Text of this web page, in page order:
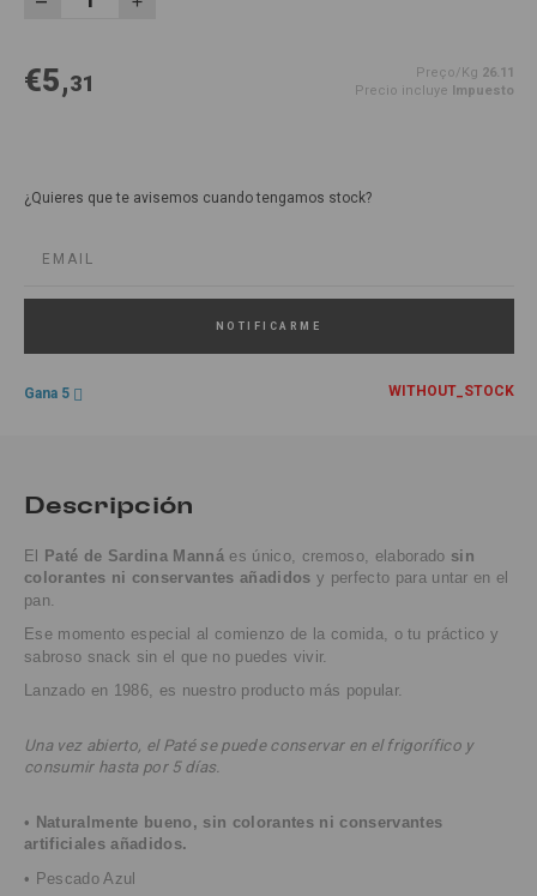
€5,31 Preço/Kg 26.11
Precio incluye Impuesto
¿Quieres que te avisemos cuando tengamos stock?
NOTIFICARME
Gana 5 WITHOUT_STOCK
Descripción
El Paté de Sardina Mannáes único, cremoso, elaborado sin
colorantes ni conservantes añadidos y perfecto para untar en el
pan.
Ese momento especial al comienzo de la comida, o tu práctico y
sabroso snack sin el que no puedes vivir.
Lanzado en 1986, es nuestro producto más popular.
Una vez abierto, el Paté se puede conservar en el frigorífico y
consumir hasta por 5 días.
• Naturalmente bueno, sin colorantes ni conservantes
artificialesañadidos.
• Pescado Azul